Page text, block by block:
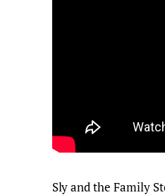
Sly and the Family